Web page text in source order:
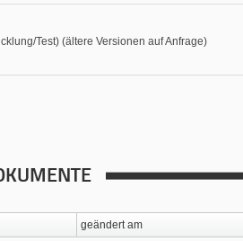
Test) (ältere Versionen auf Anfrage)
geändert am